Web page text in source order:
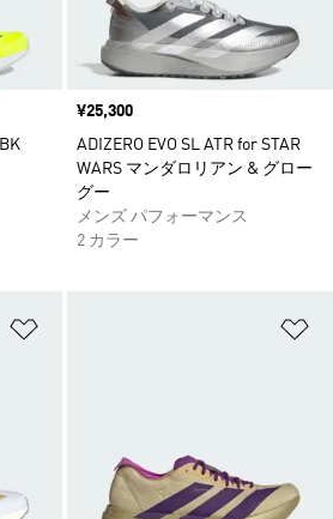
価格
¥25,300
ADIZERO EVO SL ATR for STAR
WARS マンダロリアン & グロー
グー
メンズ パフォーマンス
2 カラー